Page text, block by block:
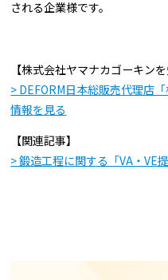
される企業様です。
【株式会社ヤマナカゴーキンを
> DEFORM日本総販売代理店
情報を見る
【関連記事】
> 鍛造工程に関する「VA・VE